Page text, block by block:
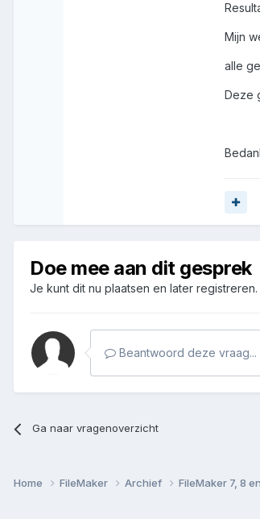
Mijn
alle
Deze
Doe mee aan dit gesprek
Je kunt dit nu plaatsen en later
Beantwoord deze vraag...
Ga naar vragenoverzicht
Home FileMaker Archief FileMaker 7, 8